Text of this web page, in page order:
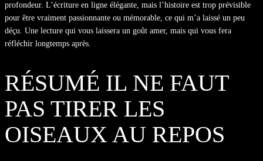
profondeur. L’écriture en ligne élégante, mais l’histoire est trop prévisible
pour être vraiment passionnante ou mémorable, ce qui m’a laissé un peu
déçu. Une lecture qui vous laissera un goût amer, mais qui vous fera
réfléchir longtemps après.
RÉSUMÉ IL NE FAUT
PAS TIRER LES
OISEAUX AU REPOS